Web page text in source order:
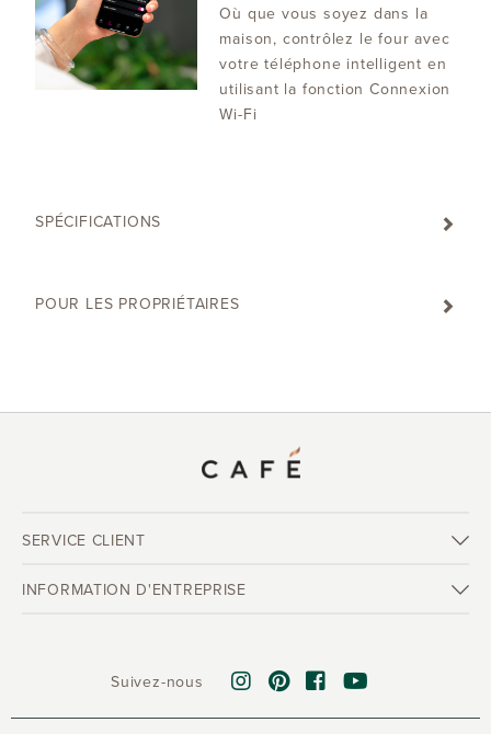
Où que vous soyez dans la
maison, contrôlez le four avec
votre téléphone intelligent en
utilisant la fonction Connexion
Wi-Fi
SPÉCIFICATIONS
POUR LES PROPRIÉTAIRES
SERVICE CLIENT
INFORMATION D'ENTREPRISE
Suivez-nous